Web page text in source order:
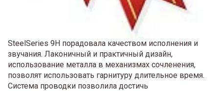
SteelSeries 9H порадовала качеством исполнения и
звучания. Лаконичный и практичный дизайн,
использование металла в механизмах сочленения,
позволят использовать гарнитуру длительное время.
Система проводки позволила достичь